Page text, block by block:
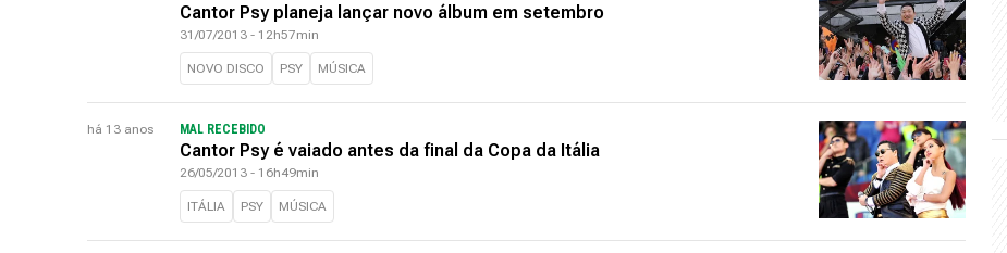
Cantor Psy planeja lançar novo álbum em setembro
31/07/2013 - 12h57min
NOVO DISCO PSY MÚSICA
há 13 anos MAL RECEBIDO
Cantor Psy é vaiado antes da final da Copa da Itália
26/05/2013 - 16h49min
ITÁLIA PSY MÚSICA